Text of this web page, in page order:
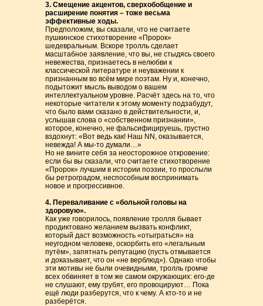
3. Смещение акцентов, сверхобобщение и
расширение понятия – тоже весьма
эффективные ходы.
Предположим, вы сказали, что не считаете
пушкинское стихотворение «Пророк»
шедевральным. Вскоре тролль сделает
масштабное заявление, что вы, не стыдясь своего
невежества, признаетесь в нелюбви к
классической литературе и неуважении к
признанным во всём мире поэтам. Ну и, конечно,
подытожит мысль выводом о вашем
интеллектуальном уровне. Расчёт здесь на то, что
некоторые читатели к этому моменту подзабудут,
что было вами сказано в действительности, и,
услышав слова о «собственном признании»,
которое, конечно, не фальсифицируешь, грустно
вздохнут: «Вот ведь как! Наш NN, оказывается,
невежда! А мы-то думали…»
Но не вините себя за неосторожное откровение:
если бы вы сказали, что считаете стихотворение
«Пророк» лучшим в истории поэзии, то прослыли
бы ретроградом, неспособным воспринимать
новое и прогрессивное.
4. Переваливание с «больной головы на
здоровую».
Как уже говорилось, появление тролля бывает
продиктовано желанием вызвать конфликт,
который даст возможность «отыграться» на
неугодном человеке, оскорбить его «легальным
путём», запятнать репутацию (пусть отмывается
и доказывает, что он «не верблюд»). Однако чтобы
эти мотивы не были очевидными, тролль громче
всех обвиняет в том же самом окружающих: его-де
не слушают, ему грубят, его провоцируют… Пока
ещё люди разберутся, что к чему. А кто-то и не
разберётся.